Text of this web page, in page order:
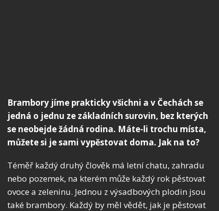
Brambory jíme prakticky všichni a v Čechách se
jedná o jednu ze základních surovin, bez kterých
se neobejde žádná rodina. Máte-li trochu místa,
můžete si je sami vypěstovat doma. Jak na to?
Téměř každý druhý člověk má letní chatu, zahradu
nebo pozemek, na kterém může každý rok pěstovat
ovoce a zeleninu. Jednou z výsadbových plodin jsou
také brambory. Každý by měl vědět, jak je pěstovat